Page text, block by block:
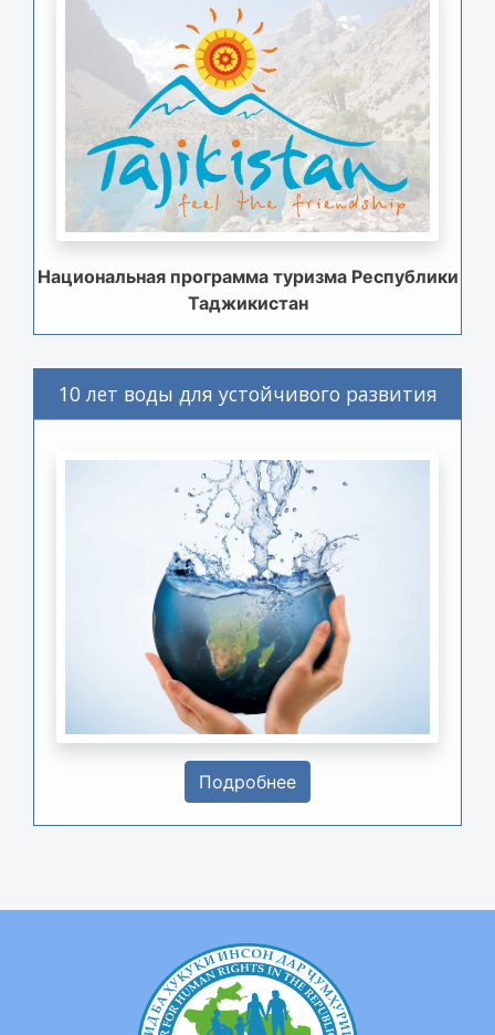
Национальная программа туризма Республики
Таджикистан
10 лет воды для устойчивого развития
Подробнее